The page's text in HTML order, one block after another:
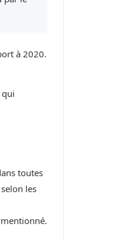
à 2020.
toutes
les